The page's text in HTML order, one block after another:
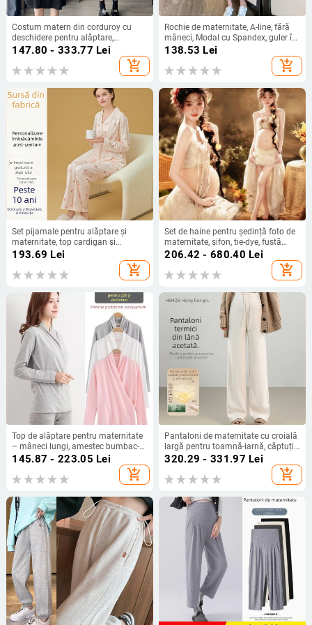
Costum matern din corduroy cu
deschidere pentru alăptare,
pantaloni, mâneci lungi, toamnă-
147.80 - 333.77 Lei
add_shopping_cart
Rochie de maternitate, A-line, fără
mâneci, Modal cu Spandex, guler în
formă de U, culoare solidă
138.53 Lei
add_shopping_cart
Set pijamale pentru alăptare și
maternitate, top cardigan și
pantaloni, primăvară–toamnă
193.69 Lei
add_shopping_cart
Set de haine pentru ședință foto de
maternitate, șifon, tie-dye, fustă
lungă, fibre din celuloză regenerată,
206.42 - 680.40 Lei
add_shopping_cart
Top de alăptare pentru maternitate
– mâneci lungi, amestec bumbac-
spandex, deschidere frontală pentru
alăptare, toamnă 2025, stil lejer
japonez-coreean, patru sezoane
145.87 - 223.05 Lei
add_shopping_cart
Pantaloni de maternitate cu croială
largă pentru toamnă-iarnă, căptuți
cu fleece, groși, croială dreaptă
lejeră, până la podea, mărime plus
320.29 - 331.97 Lei
add_shopping_cart